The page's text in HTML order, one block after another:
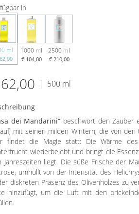
in
ml 1000 ml
€ 104,00
2500 ml
€ 210,00
| 500 ml
dei Mandarini“ beschwört den Zauber
mit seinen milden Wintern, die von
findet die Magie statt: Die Wärme
wiederbelebt und bringt die
Jahreszeiten liegt. Die süße Frische der
umhüllt von der Intensität des
diskreten Präsenz des Olivenholzes zu
hinzufügt, um die Luft mit den